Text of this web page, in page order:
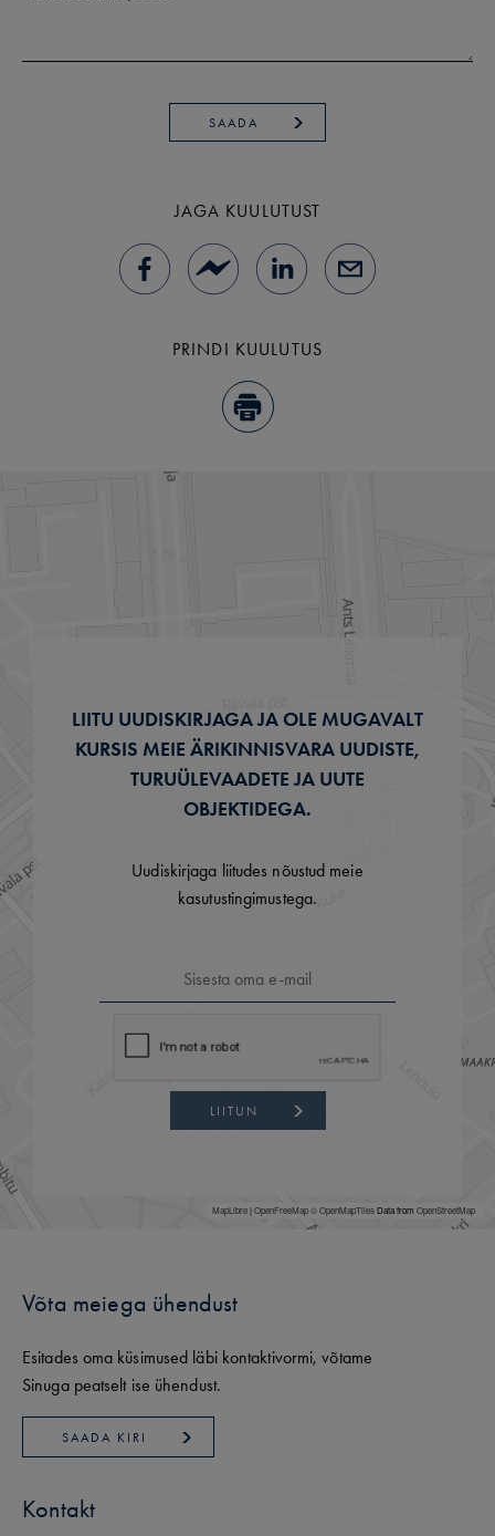
SAADA
JAGA KUULUTUST
PRINDI KUULUTUS
MapLibre|OpenFreeMap© OpenMapTilesData from OpenStreetMap
LIITU UUDISKIRJAGA JA OLE MUGAVALT
KURSIS MEIE ÄRIKINNISVARA UUDISTE,
TURUÜLEVAADETE JA UUTE
OBJEKTIDEGA.
Uudiskirjaga liitudes nõustud meie
kasutustingimustega.
LIITUN
Võta meiega ühendust
Esitades oma küsimused läbi kontaktivormi, võtame
Sinuga peatselt ise ühendust.
SAADA KIRI
Kontakt